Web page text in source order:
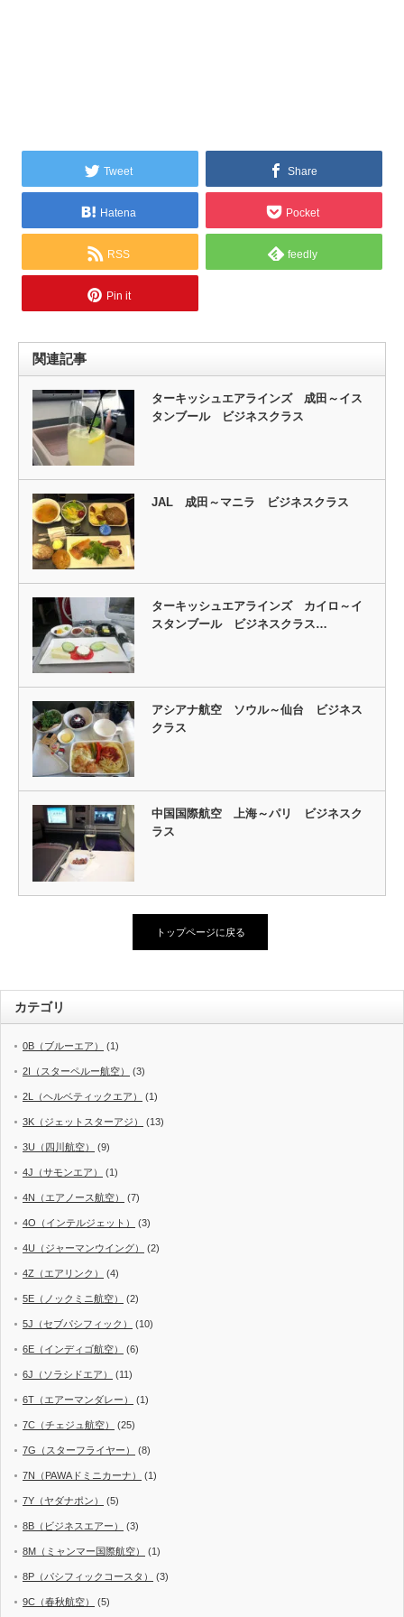
Tweet Share
Hatena Pocket
RSS feedly
Pin it
関連記事
ターキッシュエアラインズ 成田～イス
タンブール ビジネスクラス
JAL 成田～マニラ ビジネスクラス
ターキッシュエアラインズ カイロ～イ
スタンブール ビジネスクラス…
アシアナ航空 ソウル～仙台 ビジネス
クラス
中国国際航空 上海～パリ ビジネスク
ラス
トップページに戻る
カテゴリ
0B（ブルーエア） (1)
2I（スターペルー航空） (3)
2L（ヘルベティックエア） (1)
3K（ジェットスターアジ） (13)
3U（四川航空） (9)
4J（サモンエア） (1)
4N（エアノース航空） (7)
4O（インテルジェット） (3)
4U（ジャーマンウイング） (2)
4Z（エアリンク） (4)
5E（ノックミニ航空） (2)
5J（セブパシフィック） (10)
6E（インディゴ航空） (6)
6J（ソラシドエア） (11)
6T（エアーマンダレー） (1)
7C（チェジュ航空） (25)
7G（スターフライヤー） (8)
7N（PAWAドミニカーナ） (1)
7Y（ヤダナポン） (5)
8B（ビジネスエアー） (3)
8M（ミャンマー国際航空） (1)
8P（パシフィックコースタ） (3)
9C（春秋航空） (5)